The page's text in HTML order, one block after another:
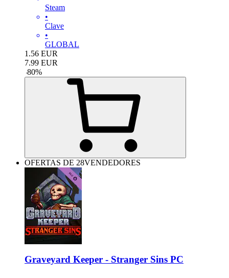
Steam
•
Clave
•
GLOBAL
1.56 EUR
7.99 EUR
-80%
OFERTAS DE 28VENDEDORES
Graveyard Keeper - Stranger Sins PC